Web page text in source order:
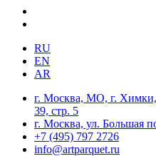
RU
EN
AR
г. Москва, МО, г. Химки,
39, стр. 5
г. Москва, ул. Большая
+7 (495) 797 2726
info@artparquet.ru